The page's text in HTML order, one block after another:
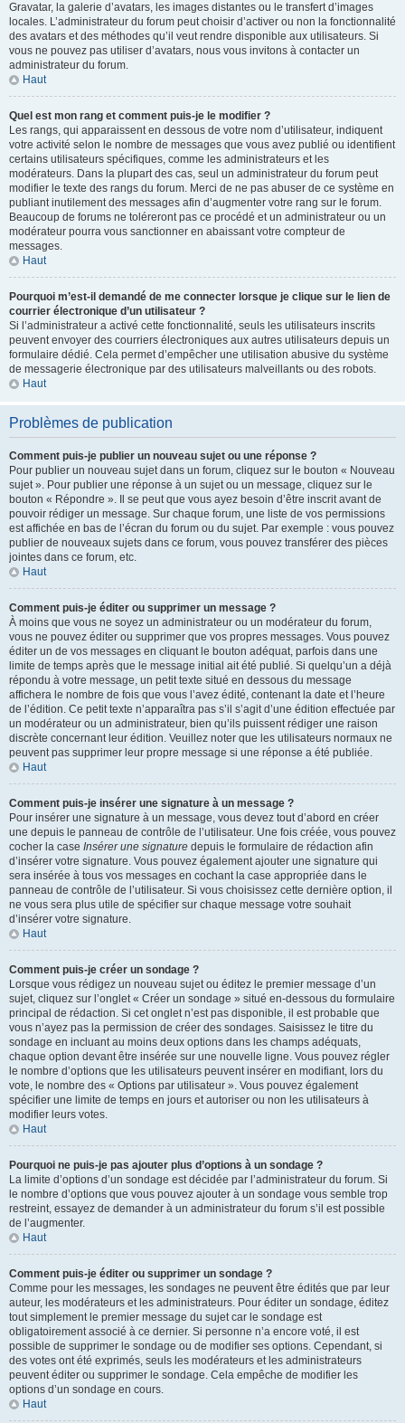
Gravatar, la galerie d’avatars, les images distantes ou le transfert d’images
locales. L’administrateur du forum peut choisir d’activer ou non la fonctionnalité
des avatars et des méthodes qu’il veut rendre disponible aux utilisateurs. Si
vous ne pouvez pas utiliser d’avatars, nous vous invitons à contacter un
administrateur du forum.
Haut
Quel est mon rang et comment puis-je le modifier ?
Les rangs, qui apparaissent en dessous de votre nom d’utilisateur, indiquent
votre activité selon le nombre de messages que vous avez publié ou identifient
certains utilisateurs spécifiques, comme les administrateurs et les
modérateurs. Dans la plupart des cas, seul un administrateur du forum peut
modifier le texte des rangs du forum. Merci de ne pas abuser de ce système en
publiant inutilement des messages afin d’augmenter votre rang sur le forum.
Beaucoup de forums ne toléreront pas ce procédé et un administrateur ou un
modérateur pourra vous sanctionner en abaissant votre compteur de
messages.
Haut
Pourquoi m’est-il demandé de me connecter lorsque je clique sur le lien de
courrier électronique d’un utilisateur ?
Si l’administrateur a activé cette fonctionnalité, seuls les utilisateurs inscrits
peuvent envoyer des courriers électroniques aux autres utilisateurs depuis un
formulaire dédié. Cela permet d’empêcher une utilisation abusive du système
de messagerie électronique par des utilisateurs malveillants ou des robots.
Haut
Problèmes de publication
Comment puis-je publier un nouveau sujet ou une réponse ?
Pour publier un nouveau sujet dans un forum, cliquez sur le bouton « Nouveau
sujet ». Pour publier une réponse à un sujet ou un message, cliquez sur le
bouton « Répondre ». Il se peut que vous ayez besoin d’être inscrit avant de
pouvoir rédiger un message. Sur chaque forum, une liste de vos permissions
est affichée en bas de l’écran du forum ou du sujet. Par exemple : vous pouvez
publier de nouveaux sujets dans ce forum, vous pouvez transférer des pièces
jointes dans ce forum, etc.
Haut
Comment puis-je éditer ou supprimer un message ?
À moins que vous ne soyez un administrateur ou un modérateur du forum,
vous ne pouvez éditer ou supprimer que vos propres messages. Vous pouvez
éditer un de vos messages en cliquant le bouton adéquat, parfois dans une
limite de temps après que le message initial ait été publié. Si quelqu’un a déjà
répondu à votre message, un petit texte situé en dessous du message
affichera le nombre de fois que vous l’avez édité, contenant la date et l’heure
de l’édition. Ce petit texte n’apparaîtra pas s’il s’agit d’une édition effectuée par
un modérateur ou un administrateur, bien qu’ils puissent rédiger une raison
discrète concernant leur édition. Veuillez noter que les utilisateurs normaux ne
peuvent pas supprimer leur propre message si une réponse a été publiée.
Haut
Comment puis-je insérer une signature à un message ?
Pour insérer une signature à un message, vous devez tout d’abord en créer
une depuis le panneau de contrôle de l’utilisateur. Une fois créée, vous pouvez
cocher la case Insérer une signature depuis le formulaire de rédaction afin
d’insérer votre signature. Vous pouvez également ajouter une signature qui
sera insérée à tous vos messages en cochant la case appropriée dans le
panneau de contrôle de l’utilisateur. Si vous choisissez cette dernière option, il
ne vous sera plus utile de spécifier sur chaque message votre souhait
d’insérer votre signature.
Haut
Comment puis-je créer un sondage ?
Lorsque vous rédigez un nouveau sujet ou éditez le premier message d’un
sujet, cliquez sur l’onglet « Créer un sondage » situé en-dessous du formulaire
principal de rédaction. Si cet onglet n’est pas disponible, il est probable que
vous n’ayez pas la permission de créer des sondages. Saisissez le titre du
sondage en incluant au moins deux options dans les champs adéquats,
chaque option devant être insérée sur une nouvelle ligne. Vous pouvez régler
le nombre d’options que les utilisateurs peuvent insérer en modifiant, lors du
vote, le nombre des « Options par utilisateur ». Vous pouvez également
spécifier une limite de temps en jours et autoriser ou non les utilisateurs à
modifier leurs votes.
Haut
Pourquoi ne puis-je pas ajouter plus d’options à un sondage ?
La limite d’options d’un sondage est décidée par l’administrateur du forum. Si
le nombre d’options que vous pouvez ajouter à un sondage vous semble trop
restreint, essayez de demander à un administrateur du forum s’il est possible
de l’augmenter.
Haut
Comment puis-je éditer ou supprimer un sondage ?
Comme pour les messages, les sondages ne peuvent être édités que par leur
auteur, les modérateurs et les administrateurs. Pour éditer un sondage, éditez
tout simplement le premier message du sujet car le sondage est
obligatoirement associé à ce dernier. Si personne n’a encore voté, il est
possible de supprimer le sondage ou de modifier ses options. Cependant, si
des votes ont été exprimés, seuls les modérateurs et les administrateurs
peuvent éditer ou supprimer le sondage. Cela empêche de modifier les
options d’un sondage en cours.
Haut